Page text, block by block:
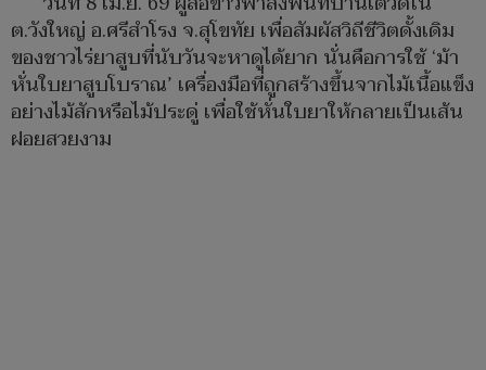
ต.วังใหญ่ อ.ศรีสำโรง จ.สุโขทัย เพื่อสัมผัสวิถีชีวิตดั้งเดิม
ของชาวไร่ยาสูบที่นับวันจะหาดูได้ยาก นั่นคือการใช้ ‘ม้า
หั่นใบยาสูบโบราณ’ เครื่องมือที่ถูกสร้างขึ้นจากไม้เนื้อแข็ง
อย่างไม้สักหรือไม้ประดู่ เพื่อใช้หั่นใบยาให้กลายเป็นเส้น
ฝอยสวยงาม